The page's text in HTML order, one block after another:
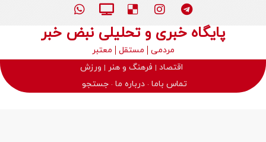
پایگاه خبری و تحلیلی نبض خبر
مردمی مستقل
معتبر
اقتصاد
فرهنگ و هنر
ورزش
تماس باما درباره ما جستجو